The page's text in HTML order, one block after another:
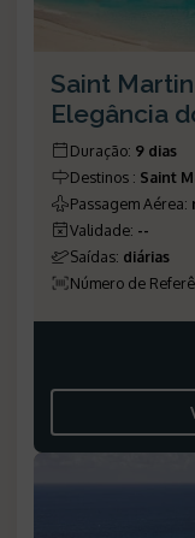
Saint
Elegância
Duração: 9 dias
Destinos : Saint
Passagem Aérea:
Validade: --
Saídas: diárias
Número de